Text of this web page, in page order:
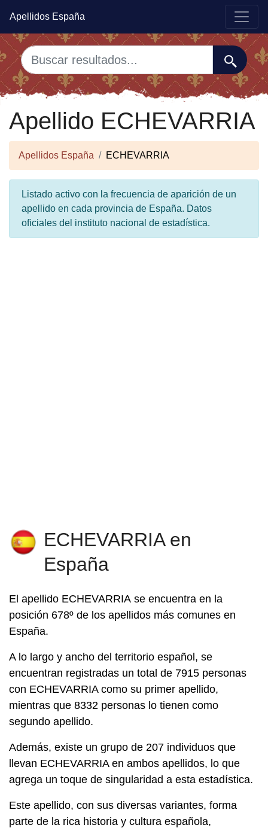
Apellidos España
Apellido ECHEVARRIA
Apellidos España ECHEVARRIA
Listado activo con la frecuencia de aparición de un
apellido en cada provincia de España. Datos
oficiales del instituto nacional de estadística.
ECHEVARRIA en
España
El apellido ECHEVARRIA se encuentra en la
posición 678º de los apellidos más comunes en
España.
A lo largo y ancho del territorio español, se
encuentran registradas un total de 7915 personas
con ECHEVARRIA como su primer apellido,
mientras que 8332 personas lo tienen como
segundo apellido.
Además, existe un grupo de 207 individuos que
llevan ECHEVARRIA en ambos apellidos, lo que
agrega un toque de singularidad a esta estadística.
Este apellido, con sus diversas variantes, forma
parte de la rica historia y cultura española,